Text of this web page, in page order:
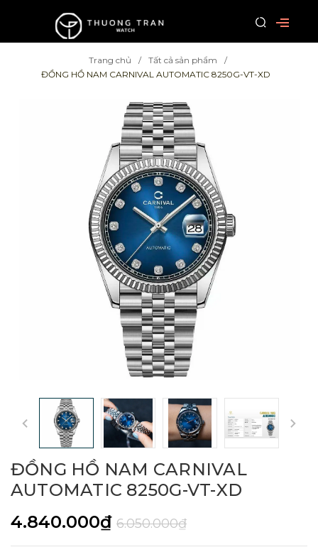
Trang chủ
Tất cả sản phẩm
ĐỒNG HỒ NAM CARNIVAL AUTOMATIC 8250G-VT-XD
ĐỒNG HỒ NAM CARNIVAL
AUTOMATIC 8250G-VT-XD
4.840.000₫ 6.050.000₫